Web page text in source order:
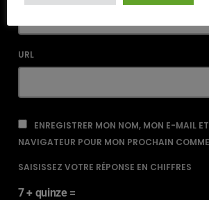
URL
ENREGISTRER MON NOM, MON E-MAIL
NAVIGATEUR POUR MON PROCHAIN
SAISISSEZ VOTRE RÉPONSE EN CHIFFRES
7 + quinze =